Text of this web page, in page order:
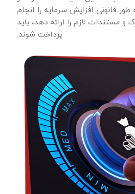
قانونی افزایش سرمایه را انجام
و مستندات لازم را ارائه دهد، باید
پرداخت شوند.